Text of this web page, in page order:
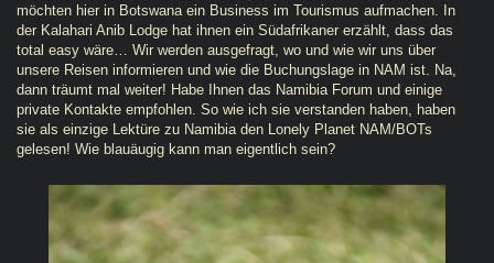
möchten hier in Botswana ein Business im Tourismus aufmachen. In
der Kalahari Anib Lodge hat ihnen ein Südafrikaner erzählt, dass das
total easy wäre… Wir werden ausgefragt, wo und wie wir uns über
unsere Reisen informieren und wie die Buchungslage in NAM ist. Na,
dann träumt mal weiter! Habe Ihnen das Namibia Forum und einige
private Kontakte empfohlen. So wie ich sie verstanden haben, haben
sie als einzige Lektüre zu Namibia den Lonely Planet NAM/BOTs
gelesen! Wie blauäugig kann man eigentlich sein?